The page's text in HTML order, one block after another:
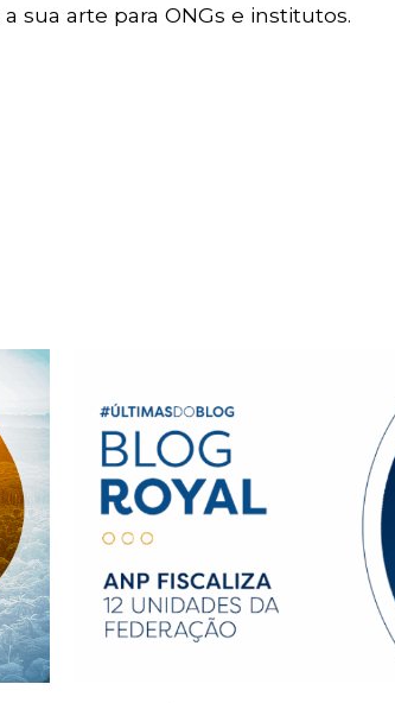
sua arte para ONGs e institutos.